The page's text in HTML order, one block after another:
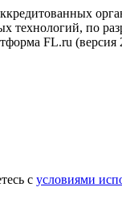
технологий, по
FL.ru (версия
с условиями